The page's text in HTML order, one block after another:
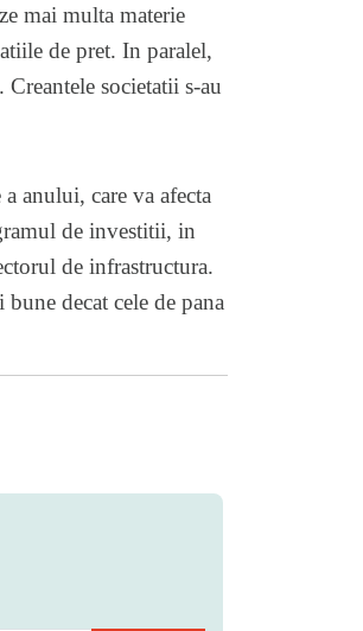
mai multa materie
de pret. In paralel,
societatii s-au
anului, care va afecta
de investitii, in
de infrastructura.
decat cele de pana